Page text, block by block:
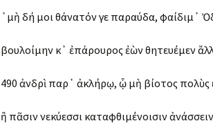
᾽μὴ δή μοι θάνατόν γε παραύδα, φαίδιμ᾽
βουλοίμην κ᾽ ἐπάρουρος ἐὼν θητευέμεν
490 ἀνδρὶ παρ᾽ ἀκλήρῳ, ᾧ μὴ βίοτος πολὺς
ἢ πᾶσιν νεκύεσσι καταφθιμένοισιν